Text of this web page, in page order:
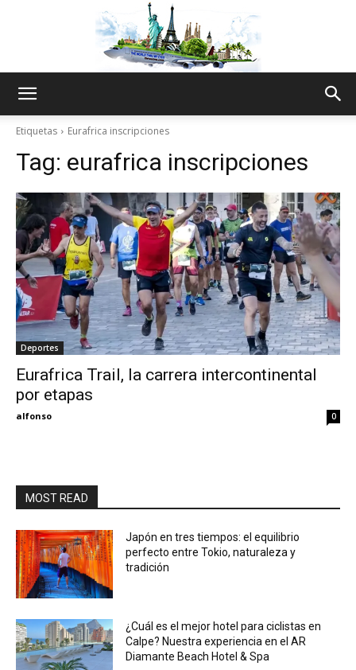
Thru
My
Etiquetas Eurafrica inscripciones
Tag: eurafrica inscripciones
Deportes
Eurafrica Trail, la carrera intercontinental
por etapas
alfonso 0
MOST READ
Japón en tres tiempos: el equilibrio
perfecto entre Tokio, naturaleza y
tradición
¿Cuál es el mejor hotel para ciclistas en
Calpe? Nuestra experiencia en el AR
Diamante Beach Hotel & Spa